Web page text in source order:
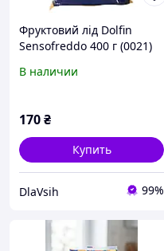
Фруктовий лід Dolfin
Sensofreddo 400 г (0021)
В наличии
170₴
Купить
DlaVsih 99%